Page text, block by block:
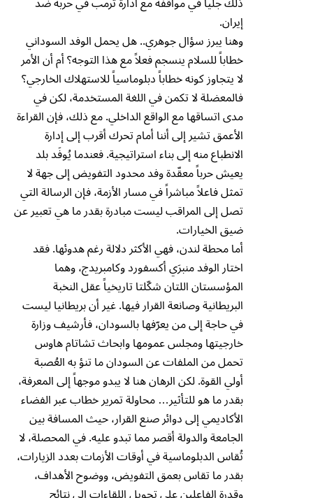
إيران.
وهنا يبرز سؤال جوهري.. هل يحمل الوفد السوداني
خطاباً للسلام ينسجم فعلاً مع هذا التوجه؟ أم أن الأمر
لا يتجاوز كونه خطاباً دبلوماسياً للاستهلاك الخارجي؟
فالمعضلة لا تكمن في اللغة المستخدمة، لكن في
مدى اتساقها مع الواقع الداخلي. مع ذلك، فإن القراءة
الأعمق تشير إلى أننا أمام تحرك أقرب إلى إدارة
الانطباع منه إلى بناء استراتيجية. فعندما يُوفَد بلد
يعيش حرباً معقّدة وفد محدود التفويض إلى جهة لا
تمثل فاعلاً مباشراً في مسار الأزمة، فإن الرسالة التي
تصل إلى المراقب ليست مبادرة بقدر ما هي تعبير عن
ضيق الخيارات.
أما محطة لندن، فهي الأكثر دلالة رغم هدوئها. فقد
اختار الوفد منبرَي أكسفورد وكامبريدج، وهما
المؤسستان اللتان شكّلتا تاريخياً عقل النخبة
البريطانية وصانعة القرار فيها. غير أن بريطانيا ليست
في حاجة إلى من يعرّفها بالسودان، فأرشيف وزارة
خارجيتها ومجلس عمومها وابحاث تشاتام هاوس
تحمل من الملفات عن السودان ما تنؤ به العُصبة
أولي القوة. لكن الرهان هنا لا يبدو موجهاً إلى المعرفة،
بقدر ما هو للتأثير… محاولة تمرير خطاب عبر الفضاء
الأكاديمي إلى دوائر صنع القرار، حيث المسافة بين
الجامعة والدولة أقصر مما تبدو عليه. في المحصلة، لا
تُقاس الدبلوماسية في أوقات الأزمات بعدد الزيارات،
بقدر ما تقاس بعمق التفويض، ووضوح الأهداف،